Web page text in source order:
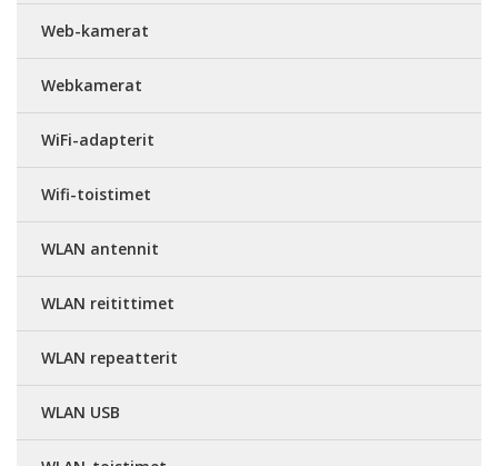
Web-kamerat
Webkamerat
WiFi-adapterit
Wifi-toistimet
WLAN antennit
WLAN reitittimet
WLAN repeatterit
WLAN USB